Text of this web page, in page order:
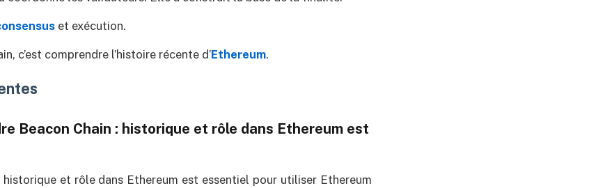
et exécution.
c’est comprendre l’histoire récente d’Ethereum.
Beacon Chain : historique et rôle dans Ethereum est
historique et rôle dans Ethereum est essentiel pour utiliser Ethereum